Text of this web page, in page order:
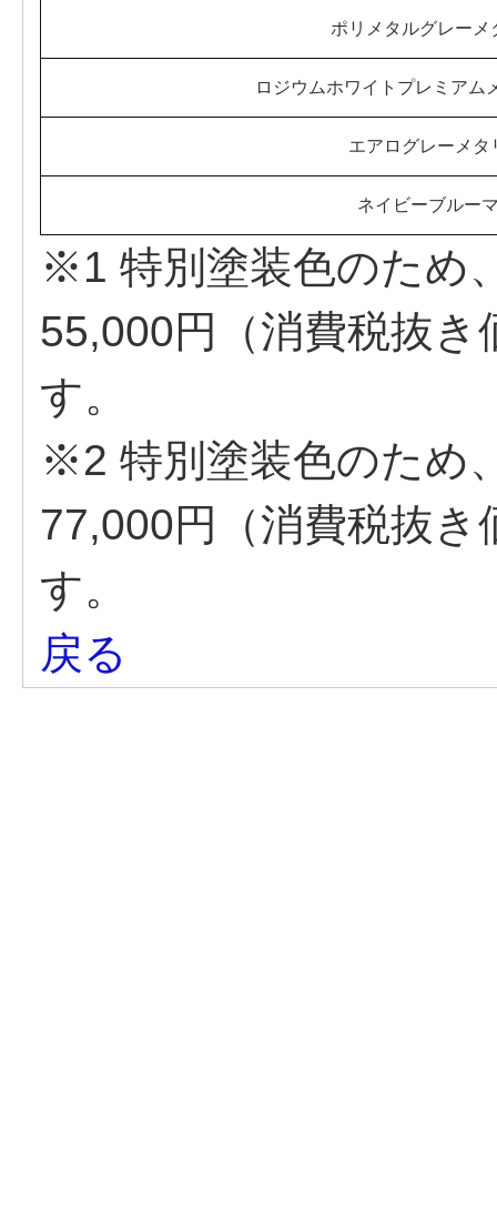
ポリメタルグレーメ
ロジウムホワイトプレミア
エアログレーメタ
ネイビーブルー
※1 特別塗装色のため
55,000円（消費税抜
す。
※2 特別塗装色のため
77,000円（消費税抜
す。
戻る